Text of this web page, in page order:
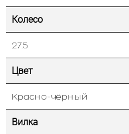
Колесо
27.5
Цвет
Красно-чёрный
Вилка